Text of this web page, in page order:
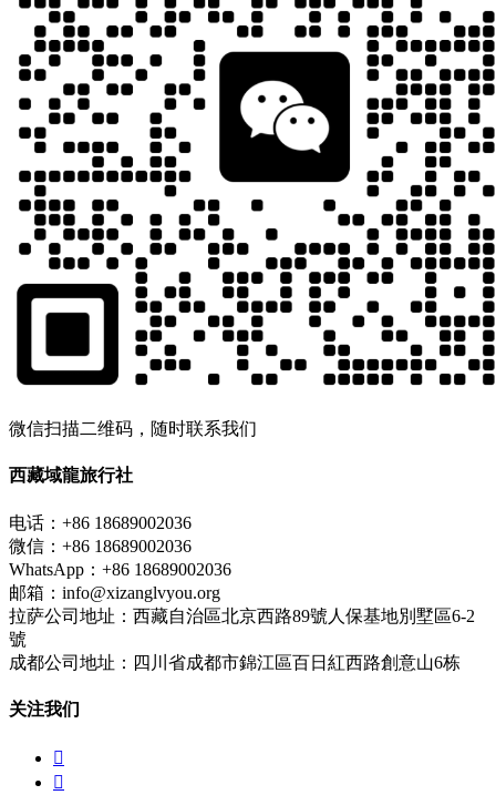
微信扫描二维码，随时联系我们
西藏域龍旅行社
电话：+86 18689002036
微信：+86 18689002036
WhatsApp：+86 18689002036
邮箱：info@xizanglvyou.org
拉萨公司地址：西藏自治區北京西路89號人保基地別墅區6-2
號
成都公司地址：四川省成都市錦江區百日紅西路創意山6栋
关注我们

